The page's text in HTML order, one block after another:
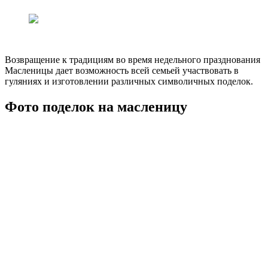
Возвращение к традициям во время недельного празднования
Масленицы дает возможность всей семьей участвовать в
гуляниях и изготовлении различных символичных поделок.
Фото поделок на масленицу